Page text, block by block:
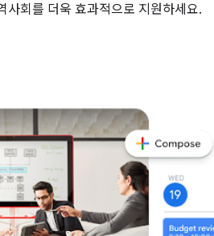
사회를 더욱 효과적으로 지원하세요.